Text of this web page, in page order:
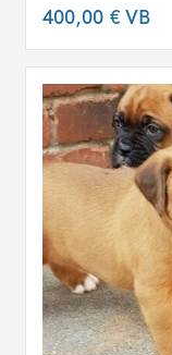
400,00 €VB